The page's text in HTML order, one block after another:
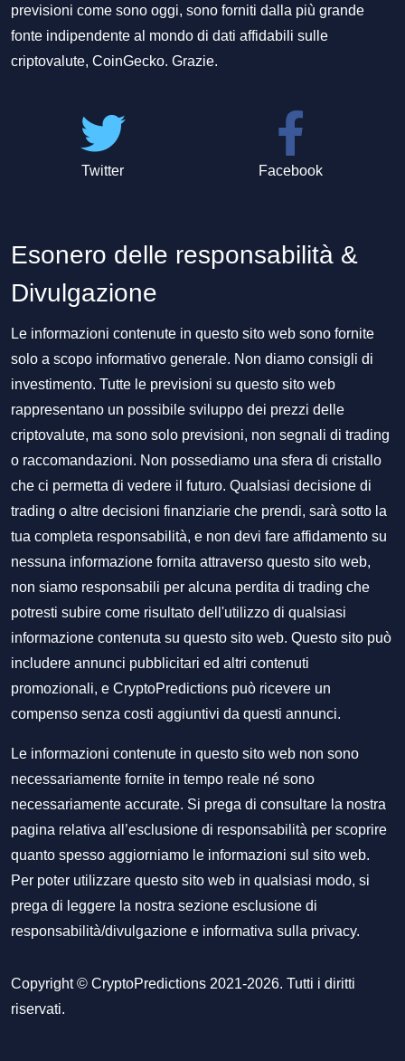
previsioni come sono oggi, sono forniti dalla più grande
fonte indipendente al mondo di dati affidabili sulle
criptovalute, CoinGecko. Grazie.
Twitter Facebook
Esonero delle responsabilità &
Divulgazione
Le informazioni contenute in questo sito web sono fornite
solo a scopo informativo generale. Non diamo consigli di
investimento. Tutte le previsioni su questo sito web
rappresentano un possibile sviluppo dei prezzi delle
criptovalute, ma sono solo previsioni, non segnali di trading
o raccomandazioni. Non possediamo una sfera di cristallo
che ci permetta di vedere il futuro. Qualsiasi decisione di
trading o altre decisioni finanziarie che prendi, sarà sotto la
tua completa responsabilità, e non devi fare affidamento su
nessuna informazione fornita attraverso questo sito web,
non siamo responsabili per alcuna perdita di trading che
potresti subire come risultato dell'utilizzo di qualsiasi
informazione contenuta su questo sito web. Questo sito può
includere annunci pubblicitari ed altri contenuti
promozionali, e CryptoPredictions può ricevere un
compenso senza costi aggiuntivi da questi annunci.
Le informazioni contenute in questo sito web non sono
necessariamente fornite in tempo reale né sono
necessariamente accurate. Si prega di consultare la nostra
pagina relativa all’esclusione di responsabilità per scoprire
quanto spesso aggiorniamo le informazioni sul sito web.
Per poter utilizzare questo sito web in qualsiasi modo, si
prega di leggere la nostra sezione esclusione di
responsabilità/divulgazione e informativa sulla privacy.
Copyright © CryptoPredictions 2021-2026. Tutti i diritti
riservati.